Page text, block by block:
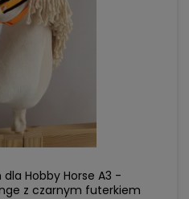
Hobby Horse A3 -
z czarnym futerkiem